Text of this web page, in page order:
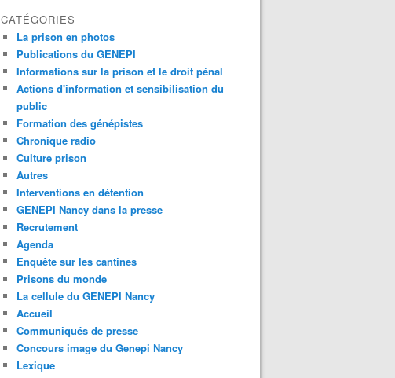
CATÉGORIES
La prison en photos
Publications du GENEPI
Informations sur la prison et le droit pénal
Actions d'information et sensibilisation du
public
Formation des génépistes
Chronique radio
Culture prison
Autres
Interventions en détention
GENEPI Nancy dans la presse
Recrutement
Agenda
Enquête sur les cantines
Prisons du monde
La cellule du GENEPI Nancy
Accueil
Communiqués de presse
Concours image du Genepi Nancy
Lexique